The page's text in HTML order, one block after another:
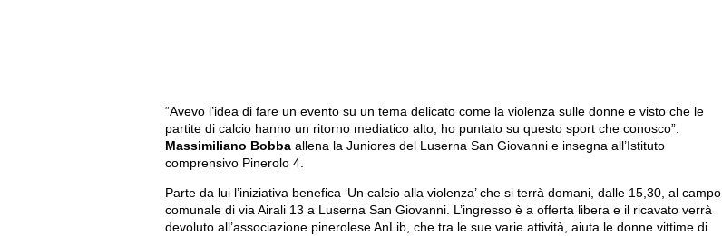
“Avevo l’idea di fare un evento su un tema delicato come la violenza sulle donne e visto che le
partite di calcio hanno un ritorno mediatico alto, ho puntato su questo sport che conosco”.
Massimiliano Bobba allena la Juniores del Luserna San Giovanni e insegna all’Istituto
comprensivo Pinerolo 4.
Parte da lui l’iniziativa benefica ‘Un calcio alla violenza’ che si terrà domani, dalle 15,30, al campo
comunale di via Airali 13 a Luserna San Giovanni. L’ingresso è a offerta libera e il ricavato verrà
devoluto all’associazione pinerolese AnLib, che tra le sue varie attività, aiuta le donne vittime di